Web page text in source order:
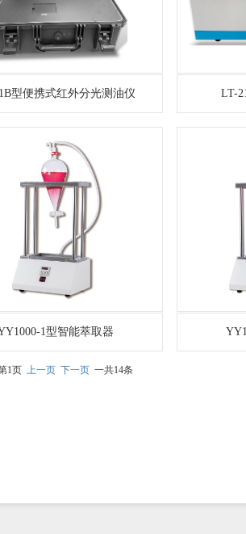
型便携式红外分光测油仪 LT-
1型智能萃取器
1页 上一页 下一页 一共14条